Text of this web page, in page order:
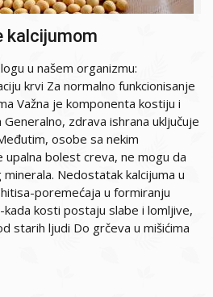
kalcijumom
u našem organizmu:
krvi Za normalno funkcionisanje
Važna je komponenta kostiju i
zdrava ishrana uključuje
osobe sa nekim
bolest creva, ne mogu da
Nedostatak kalcijuma u
poremećaja u formiranju
kosti postaju slabe i lomljive,
starih ljudi Do grčeva u mišićima